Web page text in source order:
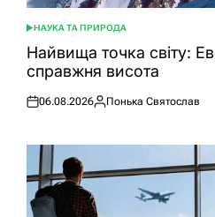
ОПУБЛІКУВАТИ
У
НАУКА ТА ПРИРОДА
Найвища точка світу:
справжня висота
Оприлюднено
06.08.2026
Опубліковано
Понька Святослав